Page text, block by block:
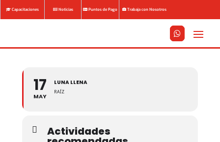
Capacitaciones Noticias Puntos de Pago Trabaja con Nosotros



17
MAY
LUNA LLENA
RAÍZ
Actividades